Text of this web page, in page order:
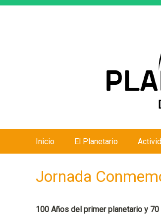
Jornada
100 Años del primer planetario y
n
p
Inicio El Planetario